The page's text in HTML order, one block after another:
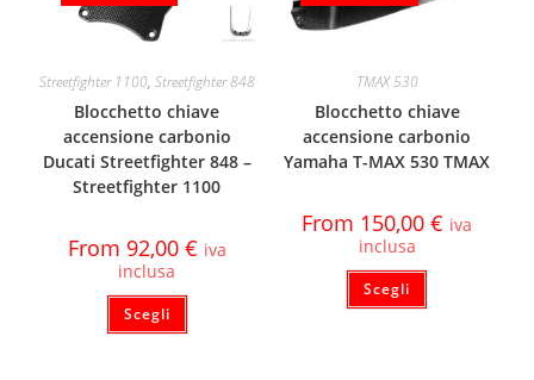
Streetfighter 1100, Streetfighter 848
Blocchetto chiave
accensione carbonio
Ducati Streetfighter 848 –
Streetfighter 1100
From 92,00 € iva
inclusa
Scegli
TMAX 530
Blocchetto chiave
accensione carbonio
Yamaha T-MAX 530 TMAX
From 150,00€ iva
inclusa
Scegli